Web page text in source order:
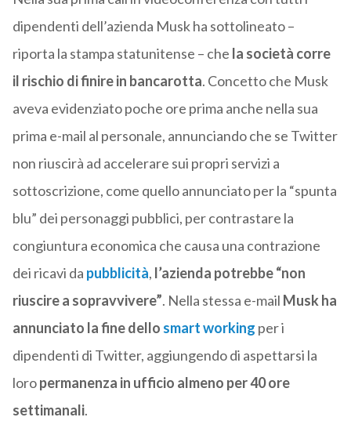
dipendenti dell’azienda Musk ha sottolineato –
riporta la stampa statunitense – che la società corre
il rischio di finire in bancarotta. Concetto che Musk
aveva evidenziato poche ore prima anche nella sua
prima e-mail al personale, annunciando che se Twitter
non riuscirà ad accelerare sui propri servizi a
sottoscrizione, come quello annunciato per la “spunta
blu” dei personaggi pubblici, per contrastare la
congiuntura economica che causa una contrazione
dei ricavi da pubblicità, l’azienda potrebbe “non
riuscire a sopravvivere”. Nella stessa e-mail Musk ha
annunciato la fine dello smart working per i
dipendenti di Twitter, aggiungendo di aspettarsi la
loropermanenza in ufficio almeno per 40 ore
settimanali.